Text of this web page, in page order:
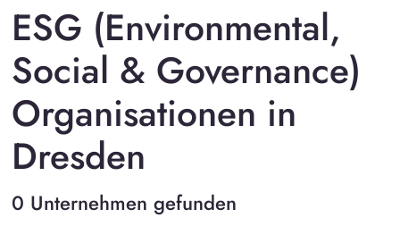
ESG (Environmental,
Social & Governance)
Organisationen in
Dresden
0 Unternehmen gefunden